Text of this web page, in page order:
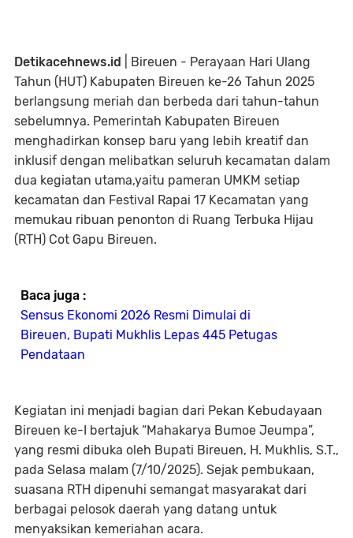
Detikacehnews.id
| Bireuen - Perayaan Hari Ulang
Tahun (HUT) Kabupaten Bireuen ke-26 Tahun 2025
berlangsung meriah dan berbeda dari tahun-tahun
sebelumnya. Pemerintah Kabupaten Bireuen
menghadirkan konsep baru yang lebih kreatif dan
inklusif dengan melibatkan seluruh kecamatan dalam
dua kegiatan utama,yaitu pameran UMKM setiap
kecamatan dan Festival Rapai 17 Kecamatan yang
memukau ribuan penonton di Ruang Terbuka Hijau
(RTH) Cot Gapu Bireuen.
Baca juga :
Sensus Ekonomi 2026 Resmi Dimulai di
Bireuen, Bupati Mukhlis Lepas 445 Petugas
Pendataan
Kegiatan ini menjadi bagian dari Pekan Kebudayaan
Bireuen ke-I bertajuk “Mahakarya Bumoe Jeumpa”,
yang resmi dibuka oleh Bupati Bireuen, H. Mukhlis, S.T.,
pada Selasa malam (7/10/2025). Sejak pembukaan,
suasana RTH dipenuhi semangat masyarakat dari
berbagai pelosok daerah yang datang untuk
menyaksikan kemeriahan acara.